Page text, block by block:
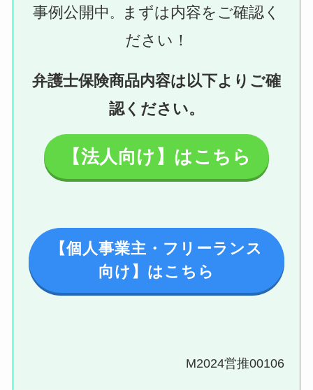
事例公開中 。
まずは内容をご確認く
ださい！
弁護士保険商品内容は以下よりご確
認ください。
【法人向け】はこちら
【個人事業主・フリーランス
向け】はこちら
M2024営推00106